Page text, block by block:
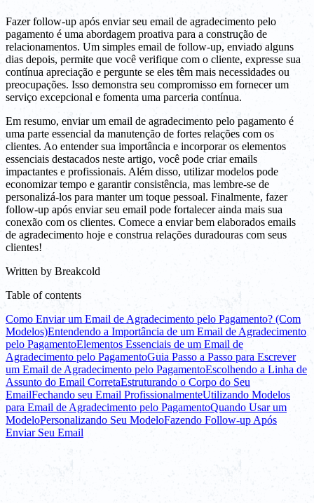
Fazer follow-up após enviar seu email de agradecimento pelo
pagamento é uma abordagem proativa para a construção de
relacionamentos. Um simples email de follow-up, enviado alguns
dias depois, permite que você verifique com o cliente, expresse sua
contínua apreciação e pergunte se eles têm mais necessidades ou
preocupações. Isso demonstra seu compromisso em fornecer um
serviço excepcional e fomenta uma parceria contínua.
Em resumo, enviar um email de agradecimento pelo pagamento é
uma parte essencial da manutenção de fortes relações com os
clientes. Ao entender sua importância e incorporar os elementos
essenciais destacados neste artigo, você pode criar emails
impactantes e profissionais. Além disso, utilizar modelos pode
economizar tempo e garantir consistência, mas lembre-se de
personalizá-los para manter um toque pessoal. Finalmente, fazer
follow-up após enviar seu email pode fortalecer ainda mais sua
conexão com os clientes. Comece a enviar bem elaborados emails
de agradecimento hoje e construa relações duradouras com seus
clientes!
Written by Breakcold
Table of contents
Como Enviar um Email de Agradecimento pelo Pagamento? (Com
Modelos)Entendendo a Importância de um Email de Agradecimento
pelo PagamentoElementos Essenciais de um Email de
Agradecimento pelo PagamentoGuia Passo a Passo para Escrever
um Email de Agradecimento pelo PagamentoEscolhendo a Linha de
Assunto do Email CorretaEstruturando o Corpo do Seu
EmailFechando seu Email ProfissionalmenteUtilizando Modelos
para Email de Agradecimento pelo PagamentoQuando Usar um
ModeloPersonalizando Seu ModeloFazendo Follow-up Após
Enviar Seu Email